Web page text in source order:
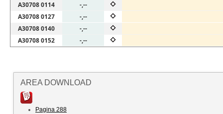
A30708 0114
-,--
A30708 0127
-,--
A30708 0140
-,--
A30708 0152
-,--
AREA DOWNLOAD
Pagina 288